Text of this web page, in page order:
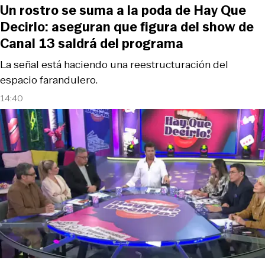
14:40
La señal está haciendo una reestructuración del
espacio farandulero.
Un rostro se suma a la poda de Hay Que
Decirlo: aseguran que figura del show de
Canal 13 saldrá del programa